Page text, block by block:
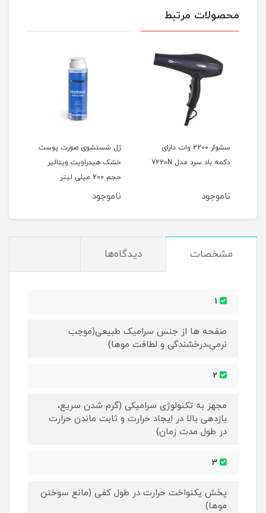
محصولات مرتبط
سشوار 2200 وات دارای
دکمه باد سرد مدل 7220N
ناموجود
ژل شستشوی صورت پوست
خشک هیدراویت ویتالیر
حجم 200 میلی لیتر
ناموجود
مشخصات دیدگاه‌ها
صفحه ها از جنس سرامیک طبیعی(موجب
نرمی،درخشندگی و لطافت موها)
مجهز به تکنولوژی سرامیکی (گرم شدن سریع،
بازدهی بالا در ایجاد حرارت و ثابت ماندن حرارت
در طول مدت زمان)
پخش یکنواخت حرارت در طول کفی (مانع سوختن
موها)